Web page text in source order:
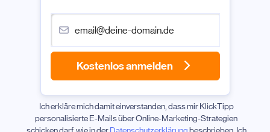
Kostenlos anmelden
Ich erkläre mich damit einverstanden, dass mir KlickTipp
personalisierte E-Mails über Online-Marketing-Strategien